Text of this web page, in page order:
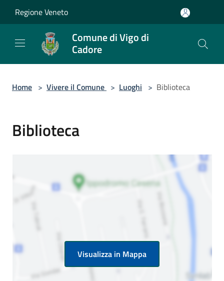
Regione Veneto
Comune di Vigo di
Cadore
Home > Vivere il Comune > Luoghi > Biblioteca
Biblioteca
Visualizza in Mappa